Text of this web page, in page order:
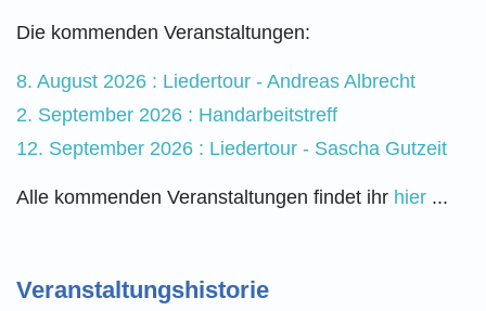
Die kommenden Veranstaltungen:
8. August 2026 : Liedertour - Andreas Albrecht
2. September 2026 : Handarbeitstreff
12. September 2026 : Liedertour - Sascha Gutzeit
Alle kommenden Veranstaltungen findet ihr hier ...
Veranstaltungshistorie